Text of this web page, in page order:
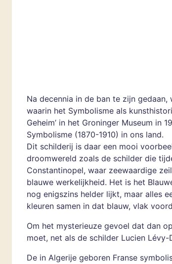
Na decennia in de ban te zijn
waarin het Symbolisme als
Geheim’ in het Groninger Museum in
Symbolisme (1870-1910) in ons land.
Dit schilderij is daar een mooi
droomwereld zoals de schilder die
Constantinopel, waar zeewaardige
blauwe werkelijkheid. Het is het
nog enigszins helder lijkt, maar alles
kleuren samen in dat blauw, vlak
Om het mysterieuze gevoel dat dan
moet, net als de schilder Lucien
De in Algerije geboren Franse